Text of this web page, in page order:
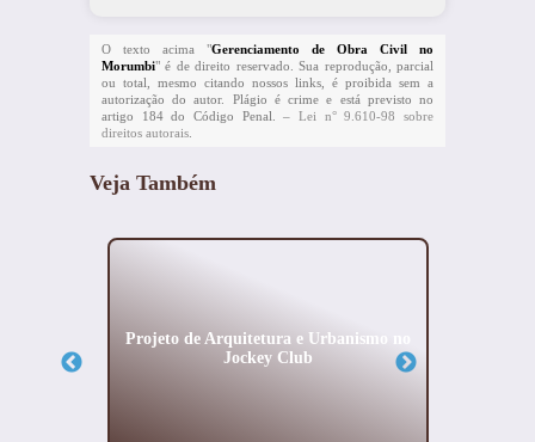
O texto acima "Gerenciamento de Obra Civil no
Morumbi" é de direito reservado. Sua reprodução, parcial
ou total, mesmo citando nossos links, é proibida sem a
autorização do autor. Plágio é crime e está previsto no
artigo 184 do Código Penal. –Lei n° 9.610-98 sobre
direitos autorais.
Veja Também
Projeto de Arquitetura e Urbanismo no
Jockey Club